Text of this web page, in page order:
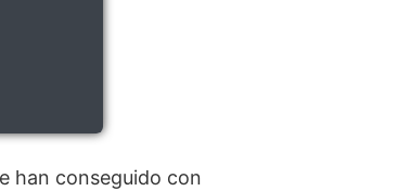
han conseguido con